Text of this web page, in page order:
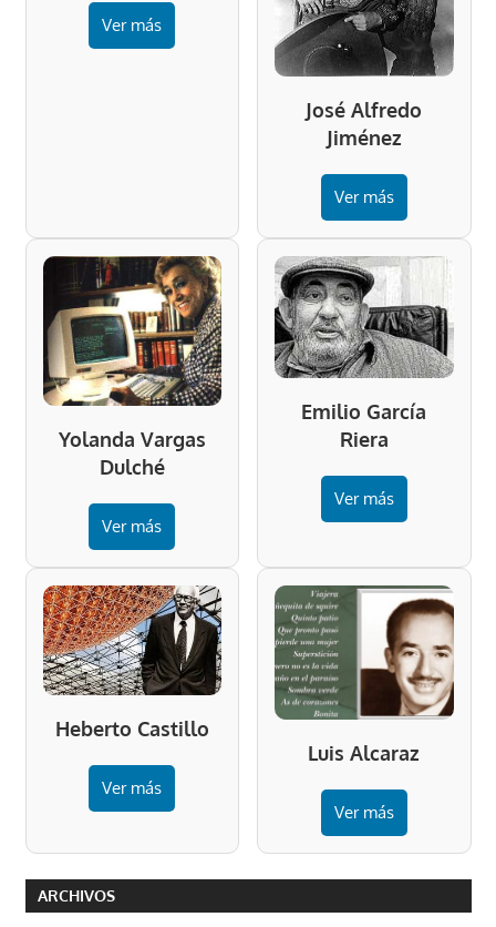
Ver más
José Alfredo
Jiménez
Ver más
Yolanda Vargas
Dulché
Ver más
Emilio García
Riera
Ver más
Heberto Castillo
Ver más
Luis Alcaraz
Ver más
ARCHIVOS